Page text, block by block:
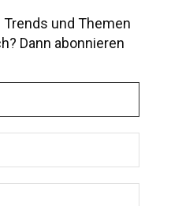
und Themen
Dann abonnieren